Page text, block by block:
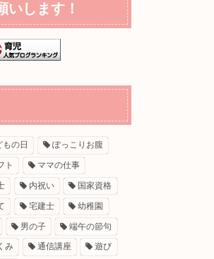
いします！
もの日 ぽっこりお腹
ト ママの仕事
内祝い 国家資格
宅建士 幼稚園
男の子 端午の節句
み 通信講座 遊び